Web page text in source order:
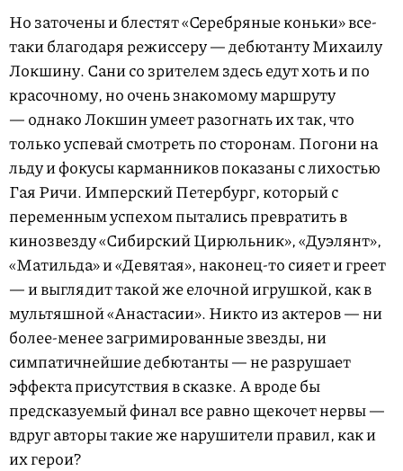
Но заточены и блестят «Серебряные коньки» все-
таки благодаря режиссеру — дебютанту Михаилу
Локшину. Сани со зрителем здесь едут хоть и по
красочному, но очень знакомому маршруту
— однако Локшин умеет разогнать их так, что
только успевай смотреть по сторонам. Погони на
льду и фокусы карманников показаны с лихостью
Гая Ричи. Имперский Петербург, который с
переменным успехом пытались превратить в
кинозвезду «Сибирский Цирюльник», «Дуэлянт»,
«Матильда» и «Девятая», наконец-то сияет и греет
— и выглядит такой же елочной игрушкой, как в
мультяшной «Анастасии». Никто из актеров — ни
более-менее загримированные звезды, ни
симпатичнейшие дебютанты — не разрушает
эффекта присутствия в сказке. А вроде бы
предсказуемый финал все равно щекочет нервы —
вдруг авторы такие же нарушители правил, как и
их герои?